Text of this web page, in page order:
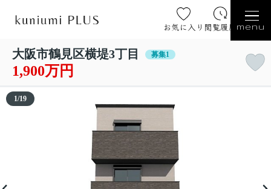
お気に入り 閲覧履歴 menu
大阪市鶴見区横堤3丁目 募集1
1,900万円
1/19